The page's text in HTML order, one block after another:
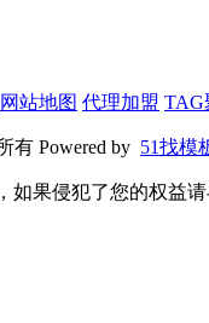
网站地图 代理加盟 TAG
有 Powered by 51找模
果侵犯了您的权益